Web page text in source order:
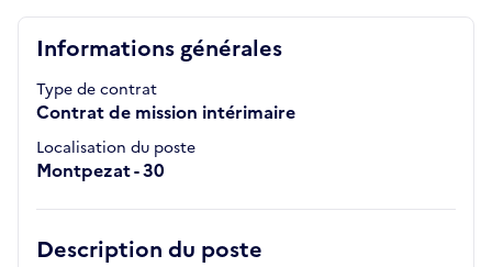
Informations générales
Type de contrat
Contrat de mission intérimaire
Localisation du poste
Montpezat - 30
Description du poste